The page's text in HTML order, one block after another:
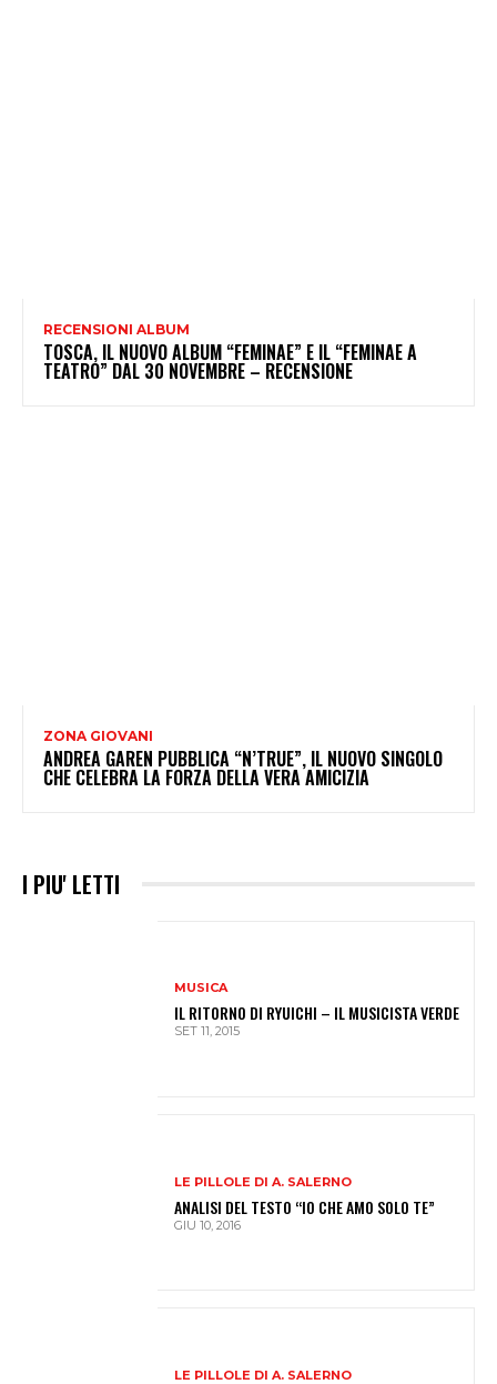
RECENSIONI ALBUM
TOSCA, IL NUOVO ALBUM “FEMINAE” E IL “FEMINAE A
TEATRO” DAL 30 NOVEMBRE – RECENSIONE
ZONA GIOVANI
ANDREA GAREN PUBBLICA “N’TRUE”, IL NUOVO SINGOLO
CHE CELEBRA LA FORZA DELLA VERA AMICIZIA
I PIU' LETTI
MUSICA
IL RITORNO DI RYUICHI – IL MUSICISTA VERDE
SET 11, 2015
LE PILLOLE DI A. SALERNO
ANALISI DEL TESTO “IO CHE AMO SOLO TE”
GIU 10, 2016
LE PILLOLE DI A. SALERNO